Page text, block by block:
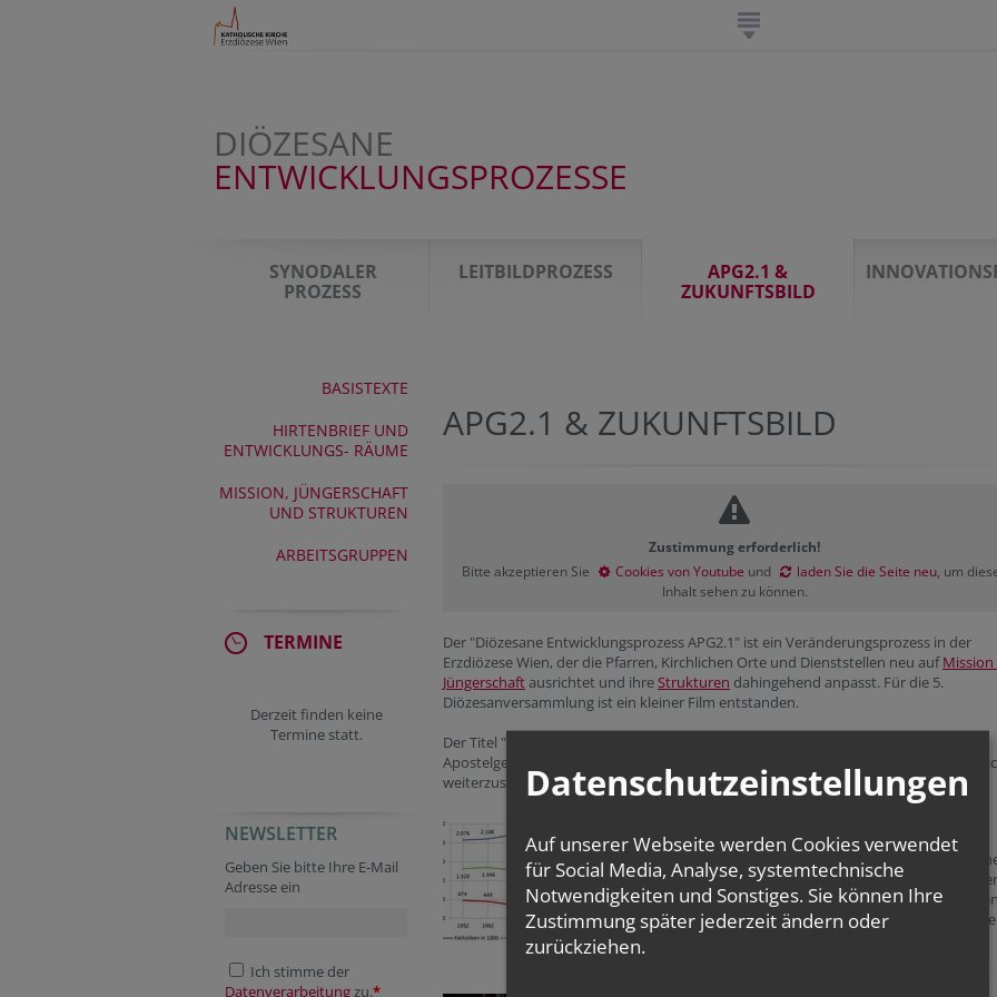
DIÖZESANE
ENTWICKLUNGSPROZESSE
SYNODALER
PROZESS
LEITBILDPROZESS
APG2.1 &
ZUKUNFTSBILD
BASISTEXTE
HIRTENBRIEF UND
ENTWICKLUNGS- RÄUME
MISSION, JÜNGERSCHAFT
UND STRUKTUREN
ARBEITSGRUPPEN
TERMINE
Derzeit finden keine
Termine statt.
NEWSLETTER
Geben Sie bitte Ihre E-Mail
Adresse ein
Ich stimme der
Datenverarbeitungzu.*
APG2.1 & ZUKUNFTSBILD
Zustimmung erforderlich!
Bitte akzeptieren Sie
Cookies von Youtube und laden Sie die Seite neu, um
Inhalt sehen zu können.
Der "Diözesane Entwicklungsprozess APG2.1" ist ein Veränderungsprozess in der
Erzdiözese Wien, der die Pfarren, Kirchlichen Orte und Dienststellen neu auf
Jüngerschaftausrichtet und ihreStrukturen dahingehend anpasst. Für die 5.
Diözesanversammlung ist ein kleiner Film entstanden.
Der Titel "APG2.1" greift die Anfänge der Mission der Kirche auf, die in der
Apostelgeschichte festgehalten worden ist. Heute geht es darum, die
weiterzuschreiben.
Die Sendung der Kirche, die enormen
Veränderungen und die Verknappung der
der Kirche erfordern eine Veränderung im christlichen
Leben des Einzelnen und in den kirchlichen
Datenschutzeinstellungen
Auf unserer Webseite werden Cookies verwendet
für Social Media, Analyse, systemtechnische
Notwendigkeiten und Sonstiges. Sie können Ihre
Zustimmung später jederzeit ändern oder
zurückziehen.